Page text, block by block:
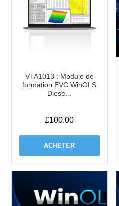
VTA1013 : Module de
formation EVC WinOLS
Diese...
£100.00
ACHETER